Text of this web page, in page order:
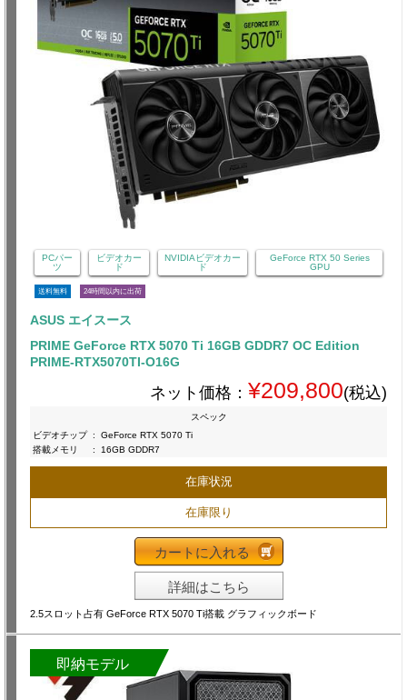
PCパー
ツ
ビデオカー
ド
NVIDIAビデオカー
ド
GeForce RTX 50 Series
GPU
送料無料 24時間以内に出荷
ASUS エイスース
PRIME GeForce RTX 5070 Ti 16GB GDDR7 OC Edition
PRIME-RTX5070TI-O16G
ネット価格： ¥209,800(税込)
スペック
ビデオチップ :
GeForce RTX 5070 Ti
搭載メモリ
: 16GB GDDR7
在庫状況
在庫限り
カートに入れる
詳細はこちら
2.5スロット占有 GeForce RTX 5070 Ti搭載 グラフィックボード
即納モデル